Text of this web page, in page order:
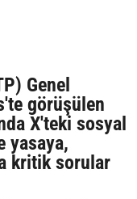
Genel
görüşülen
X'teki sosyal
yasaya,
kritik sorular